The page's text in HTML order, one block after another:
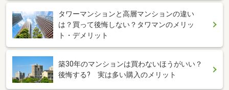
タワーマンションと高層マンションの違い
は？買って後悔しない？タワマンのメリッ
ト・デメリット
築30年のマンションは買わないほうがいい？
後悔する? 実は多い購入のメリット